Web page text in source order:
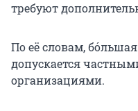
требуют
По её словам,
допускается
организациями.